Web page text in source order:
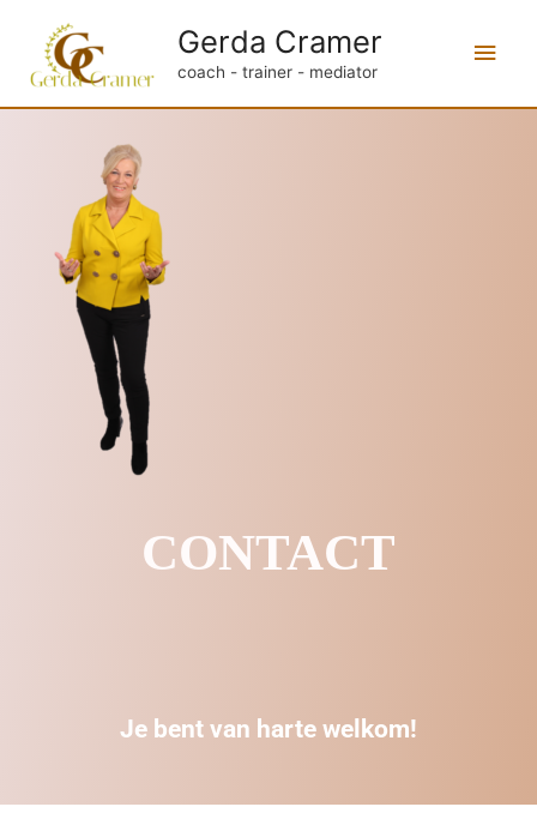
Gerda Cramer
coach - trainer - mediator
CONTACT
Je bent van harte welkom!